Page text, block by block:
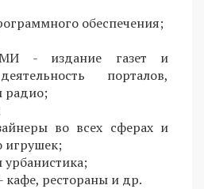
обеспечения;
- издание газет и
порталов,
радио;
во всех сферах и
игрушек;
урбанистика;
кафе, рестораны и др.